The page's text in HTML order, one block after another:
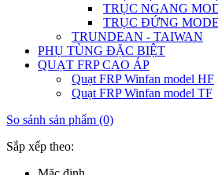
TRỤC NGANG
TRỤC ĐỨNG
TRUNDEAN - TAIWAN
PHỤ TÙNG ĐẶC BIỆT
QUẠT FRP CAO ÁP
Quạt FRP Winfan model HF
Quạt FRP Winfan model TF
So sánh sản phẩm (0)
Sắp xếp theo: